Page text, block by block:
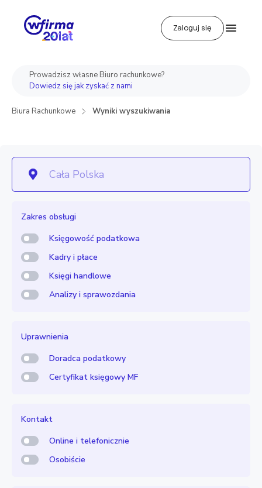
Zaloguj się
Biura Rachunkowe Wyniki wyszukiwania
Prowadzisz własne Biuro rachunkowe?
Dowiedz się jak zyskać z nami
Zakres obsługi
Księgowość podatkowa
Kadry i płace
Księgi handlowe
Analizy i sprawozdania
Uprawnienia
Doradca podatkowy
Certyfikat księgowy MF
Kontakt
Online i telefonicznie
Osobiście